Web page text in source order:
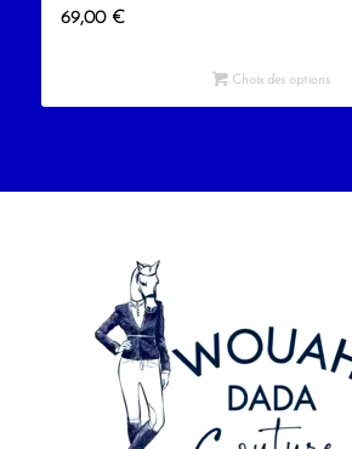
69,00 €
Choix des options